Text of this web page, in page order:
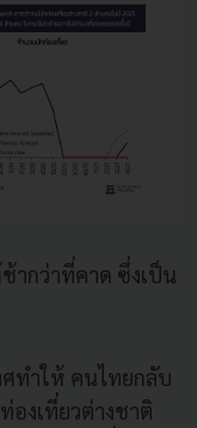
ากว่าที่คาด ซึ่งเป็น
ทำให้ คนไทยกลับ
องเที่ยวต่างชาติ